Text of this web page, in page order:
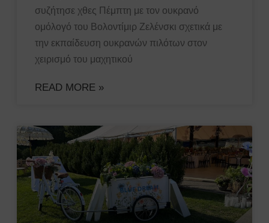
συζήτησε χθες Πέμπτη με τον ουκρανό
ομόλογό του Βολοντίμιρ Ζελένσκι σχετικά με
την εκπαίδευση ουκρανών πιλότων στον
χειρισμό του μαχητικού
READ MORE »